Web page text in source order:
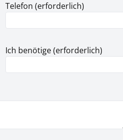
Telefon (erforderlich)
Ich benötige (erforderlich)